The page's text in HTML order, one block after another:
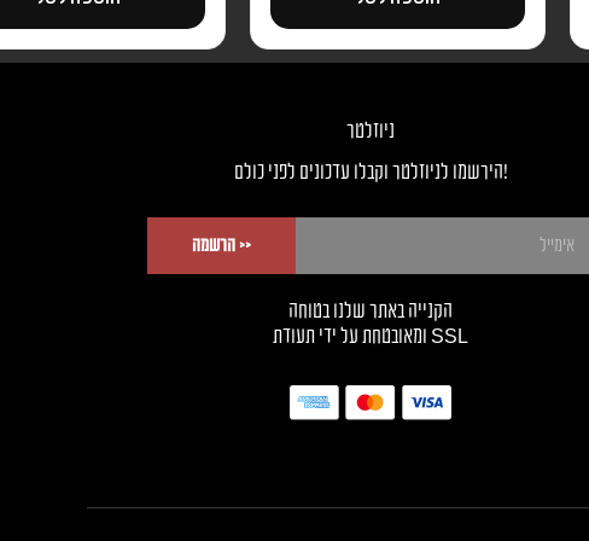
ניוזלטר
!הירשמו לניוזלטר וקבלו עדכונים לפני כולם
<< הרשמה
הקנייה באתר שלנו בטוחה
SSL ומאובטחת על ידי תעודת